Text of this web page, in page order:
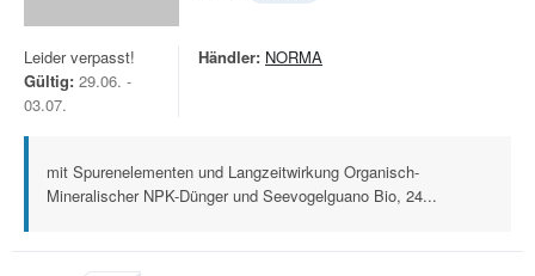
Leider verpasst!
Gültig: 29.06. -
03.07.
Händler: NORMA
mit Spurenelementen und Langzeitwirkung Organisch-
Mineralischer NPK-Dünger und Seevogelguano Bio, 24...